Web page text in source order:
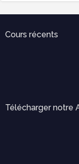
Cours récents
Télécharger notre